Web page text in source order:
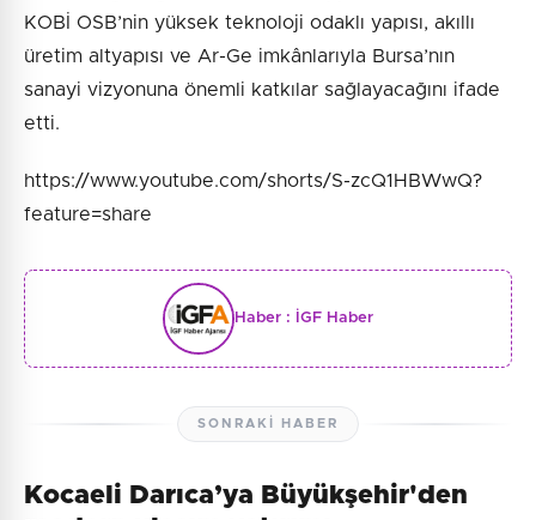
KOBİ OSB’nin yüksek teknoloji odaklı yapısı, akıllı
üretim altyapısı ve Ar-Ge imkânlarıyla Bursa’nın
sanayi vizyonuna önemli katkılar sağlayacağını ifade
etti.
https://www.youtube.com/shorts/S-zcQ1HBWwQ?
feature=share
Haber : İGF Haber
SONRAKI HABER
Kocaeli Darıca’ya Büyükşehir'den